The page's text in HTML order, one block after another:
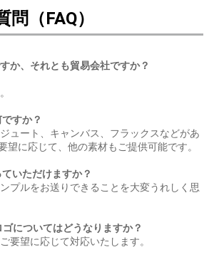
（FAQ）
か、それとも貿易会社ですか？
すか？
ュート、キャンバス、フラックスなどがあ
望に応じて、他の素材もご提供可能です。
いただけますか？
プルをお送りできることを大変うれしく思
についてはどうなりますか？
要望に応じて対応いたします。